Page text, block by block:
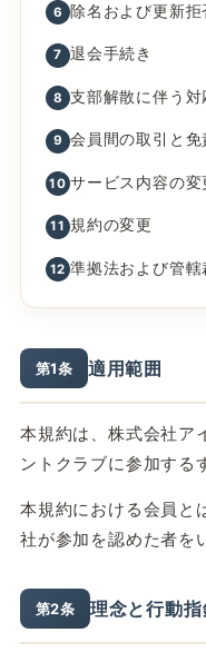
6 除名および更新拒
7 退会手続き
8 支部解散に伴う対
9 会員間の取引と免
10 サービス内容の変
11 規約の変更
12 準拠法および管轄
第1条 適用範囲
本規約は、株式会社ア
ントクラブに参加する
本規約における会員と
社が参加を認めた者を
第2条 理念と行動